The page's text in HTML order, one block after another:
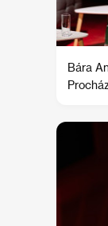
Bára